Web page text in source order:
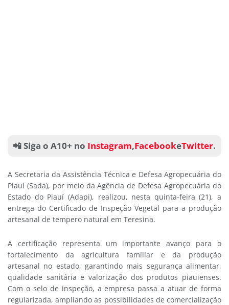
📲 Siga o A10+ no Instagram,FacebookeTwitter.
A Secretaria da Assistência Técnica e Defesa Agropecuária do
Piauí (Sada), por meio da Agência de Defesa Agropecuária do
Estado do Piauí (Adapi), realizou, nesta quinta-feira (21), a
entrega do Certificado de Inspeção Vegetal para a produção
artesanal de tempero natural em Teresina.
A certificação representa um importante avanço para o
fortalecimento da agricultura familiar e da produção
artesanal no estado, garantindo mais segurança alimentar,
qualidade sanitária e valorização dos produtos piauienses.
Com o selo de inspeção, a empresa passa a atuar de forma
regularizada, ampliando as possibilidades de comercialização